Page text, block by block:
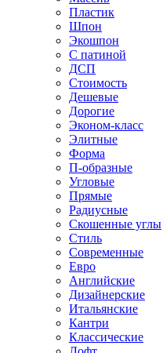
Пластик
Шпон
Экошпон
С патиной
ДСП
Стоимость
Дешевые
Дорогие
Эконом-класс
Элитные
Форма
П-образные
Угловые
Прямые
Радиусные
Скошенные углы
Стиль
Современные
Евро
Английские
Дизайнерские
Итальянские
Кантри
Классические